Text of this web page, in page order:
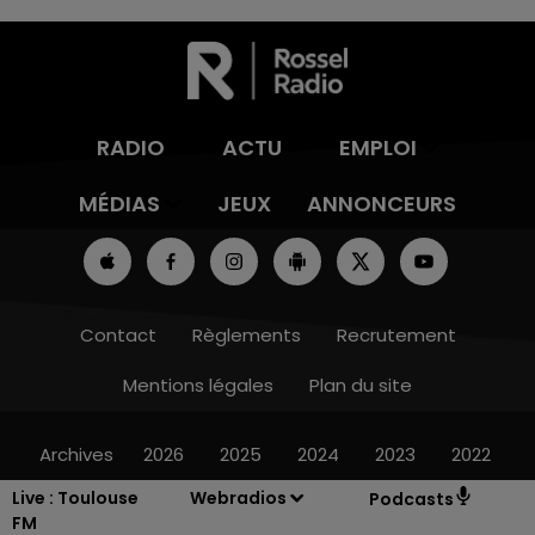
Live : Toulouse
FM
Webradios Podcasts
RADIO ACTU
EMPLOI
MÉDIAS
JEUX ANNONCEURS
Contact Règlements
Recrutement
Mentions légales
Plan du site
Archives 2026 2025 2024 2023 2022